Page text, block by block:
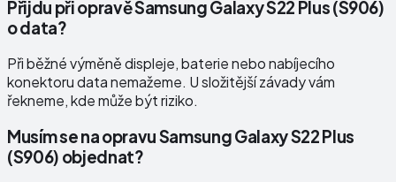
Přijdu při opravě Samsung Galaxy S22 Plus (S906)
o data?
Při běžné výměně displeje, baterie nebo nabíjecího
konektoru data nemažeme. U složitější závady vám
řekneme, kde může být riziko.
Musím se na opravu Samsung Galaxy S22 Plus
(S906) objednat?